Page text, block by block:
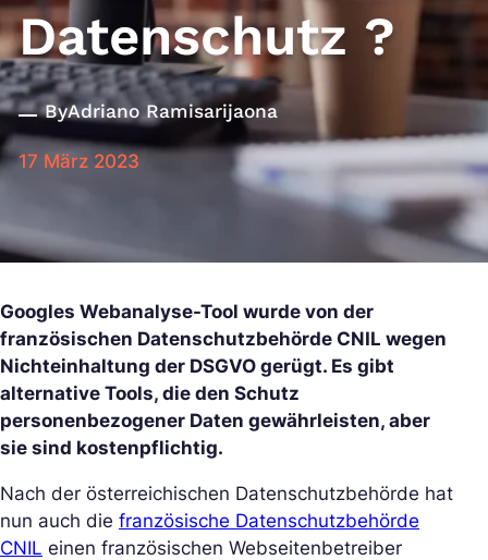
Datenschutz ?
ByAdriano Ramisarijaona
17 März 2023
Googles Webanalyse-Tool wurde von der
französischen Datenschutzbehörde CNIL wegen
Nichteinhaltung der DSGVO gerügt. Es gibt
alternative Tools, die den Schutz
personenbezogener Daten gewährleisten, aber
sie sind kostenpflichtig.
Nach der österreichischen Datenschutzbehörde hat
nun auch die französische Datenschutzbehörde
CNIL einen französischen Webseitenbetreiber